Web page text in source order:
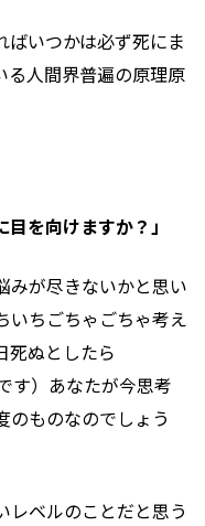
いつかは必ず死にま
る人間界普遍の原理原
を向けますか？」
みが尽きないかと思い
いちごちゃごちゃ考え
死ぬとしたら
す）あなたが今思考
のものなのでしょう
レベルのことだと思う